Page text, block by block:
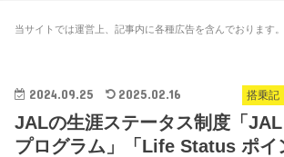
当サイトでは運営上、記事内に各種広告を含んでおります。
搭乗記
2024.09.25 2025.02.16
JALの生涯ステータス制度「
プログラム」「Life Status ポイ